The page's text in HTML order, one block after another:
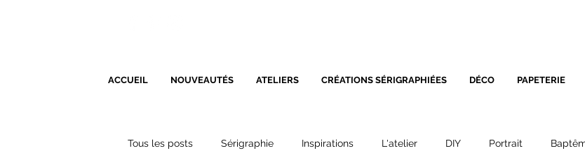
ACCUEIL NOUVEAUTÉS ATELIERS CRÉATIONS SÉRIGRAPHIÉES DÉCO PAPETERIE
Tous les posts Sérigraphie Inspirations L'atelier DIY Portrait